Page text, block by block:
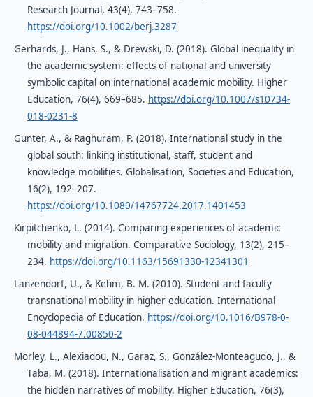
Research Journal, 43(4), 743–758.
https://doi.org/10.1002/berj.3287
Gerhards, J., Hans, S., & Drewski, D. (2018). Global inequality in
the academic system: effects of national and university
symbolic capital on international academic mobility. Higher
Education, 76(4), 669–685. https://doi.org/10.1007/s10734-
018-0231-8
Gunter, A., & Raghuram, P. (2018). International study in the
global south: linking institutional, staff, student and
knowledge mobilities. Globalisation, Societies and Education,
16(2), 192–207.
https://doi.org/10.1080/14767724.2017.1401453
Kirpitchenko, L. (2014). Comparing experiences of academic
mobility and migration. Comparative Sociology, 13(2), 215–
234. https://doi.org/10.1163/15691330-12341301
Lanzendorf, U., & Kehm, B. M. (2010). Student and faculty
transnational mobility in higher education. International
Encyclopedia of Education. https://doi.org/10.1016/B978-0-
08-044894-7.00850-2
Morley, L., Alexiadou, N., Garaz, S., González-Monteagudo, J., &
Taba, M. (2018). Internationalisation and migrant academics:
the hidden narratives of mobility. Higher Education, 76(3),